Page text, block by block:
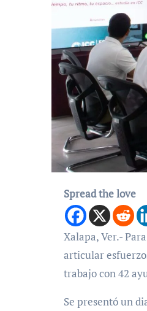
Spread the love
Xalapa, Ver.- Para definir rutas de acción, identificar espacios físicos destinados a nodos de conectividad y
articular
trabajo con 42
Se presentó un